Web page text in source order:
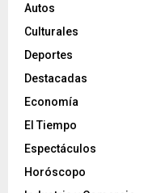
Autos
Culturales
Deportes
Destacadas
Economía
El Tiempo
Espectáculos
Horóscopo